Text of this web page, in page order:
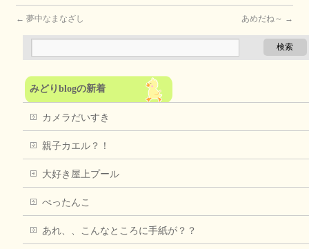
← 夢中なまなざし あめだね～ →
みどりblogの新着
カメラだいすき
親子カエル？！
大好き屋上プール
ぺったんこ
あれ、、こんなところに手紙が？？